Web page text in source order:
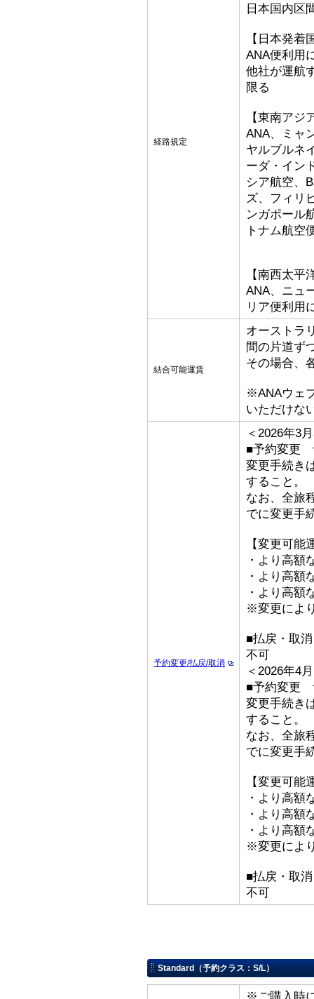
経路規定
日本国内区
【日本発着
ANA便利用
他社が運航
限る
【東南アジ
ANA、ミャ
ヤルブルネ
ーダ・イン
シア航空、
ズ、フィリ
ンガポール
トナム航空
【南西太平
ANA、ニュ
リア便利用
結合可能運賃
オーストラ
間の片道ず
その場合、
※ANAウェ
いただけな
予約変更/払戻/取消
＜2026年3
■予約変更
変更手続き
すること。
なお、全旅
でに変更手
【変更可能
・より高額
・より高額
・より高額
※変更によ
■払戻・取
不可
＜2026年4
■予約変更
変更手続き
すること。
なお、全旅
でに変更手
【変更可能
・より高額
・より高額
・より高額
※変更によ
■払戻・取消
不可
Standard（予約クラス：S/L）